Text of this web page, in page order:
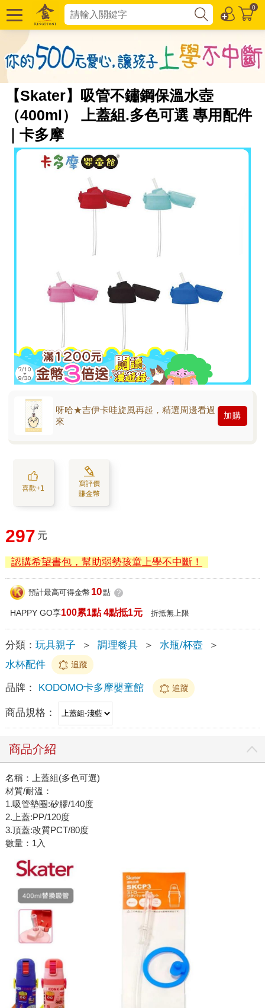
0
【Skater】吸管不鏽鋼保溫水壺
（400ml） 上蓋組.多色可選 專用配件
｜卡多摩
呀哈★吉伊卡哇旋風再起，精選周邊看過
來
加購
喜歡+1
寫評價
賺金幣
297 元
認購希望書包，幫助弱勢孩童上學不中斷！
預計最高可得金幣 10點 ?
HAPPY GO享100累1點 4點抵1元 折抵無上限
分類： 玩具親子 ＞ 調理餐具 ＞ 水瓶/杯壺
＞
水杯配件
追蹤
品牌： KODOMO卡多摩嬰童館 追蹤
商品規格：
商品介紹
名稱：上蓋組(多色可選)
材質/耐溫：
1.吸管墊圈:矽膠/140度
2.上蓋:PP/120度
3.頂蓋:改質PCT/80度
數量：1入